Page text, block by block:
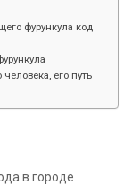
фурункула код
его путь
в городе